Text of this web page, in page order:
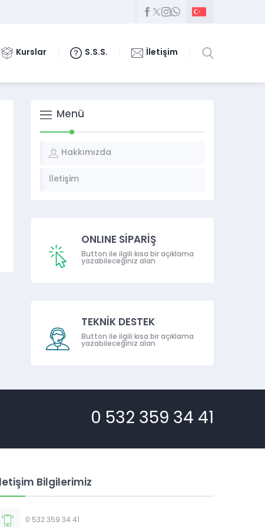
Kurslar S.S.S. İletişim
Menü
Hakkımızda
İletişim
ONLINE SİPARİŞ
Button ile ilgili kısa bir açıklama
yazabileceğiniz alan
TEKNİK DESTEK
Button ile ilgili kısa bir açıklama
yazabileceğiniz alan
0 532 359 34 41
İletişim Bilgilerimiz
0 532 359 34 41